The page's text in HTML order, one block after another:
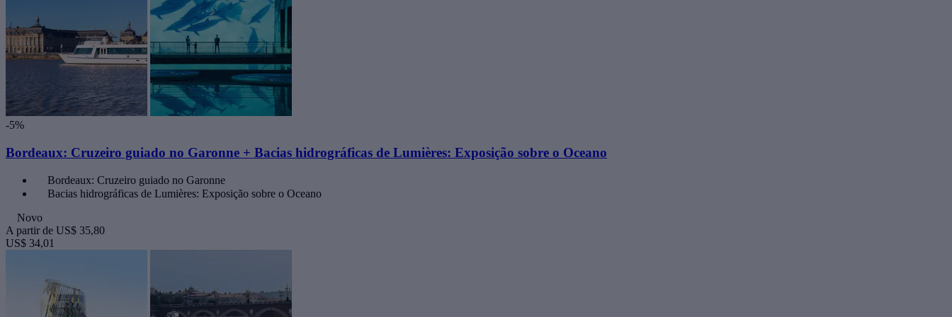
-5%
Bordeaux: Cruzeiro guiado no Garonne + Bacias hidrográficas de Lumières: Exposição sobre o Oceano
Bordeaux: Cruzeiro guiado no Garonne
Bacias hidrográficas de Lumières: Exposição sobre o Oceano
Novo
A partir de US$ 35,80
US$ 34,01